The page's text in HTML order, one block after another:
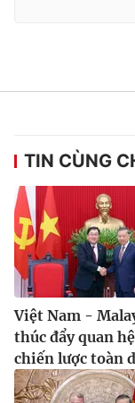
TIN CÙNG
Việt Nam -
thúc đẩy quan
chiến lược toàn